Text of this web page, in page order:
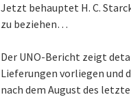
Jetzt behauptet H. C.
zu beziehen…
Der UNO-Bericht zeigt
Lieferungen vorliegen und
nach dem August des